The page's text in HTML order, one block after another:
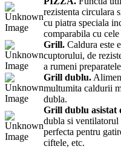
rezistenta circulara
cu piatra speciala
comparabila cu
Grill. Caldura este
cuptorului, de
a rumeni
Grill dublu.
multumita caldurii
dubla.
Grill dublu asistat
dubla si
perfecta pentru
ciftele, etc.